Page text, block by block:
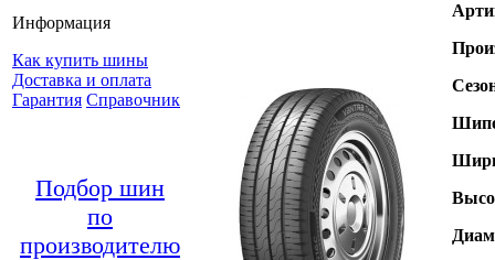
Информация
Как купить шины
Доставка и оплата
Гарантия Справочник
Подбор шин
по
производителю